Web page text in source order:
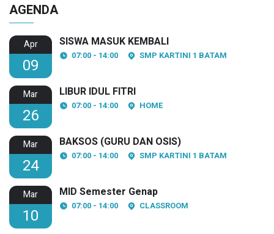
AGENDA
Apr
09
SISWA MASUK KEMBALI
07:00 - 14:00 SMP KARTINI 1 BATAM
Mar
26
LIBUR IDUL FITRI
07:00 - 14:00 HOME
Mar
24
BAKSOS (GURU DAN OSIS)
07:00 - 14:00 SMP KARTINI 1 BATAM
Mar
10
MID Semester Genap
07:00 - 14:00 CLASSROOM